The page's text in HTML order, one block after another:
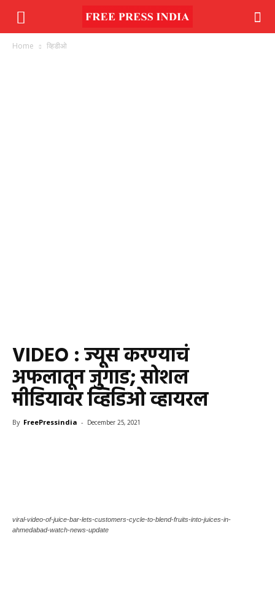
Home व्हिडीओ
VIDEO : ज्यूस करण्याचं
अफलातून जुगाड; सोशल
मीडियावर व्हिडिओ व्हायरल
By FreePressindia - December 25, 2021
viral-video-of-juice-bar-lets-customers-cycle-to-blend-fruits-into-juices-in-
ahmedabad-watch-news-update